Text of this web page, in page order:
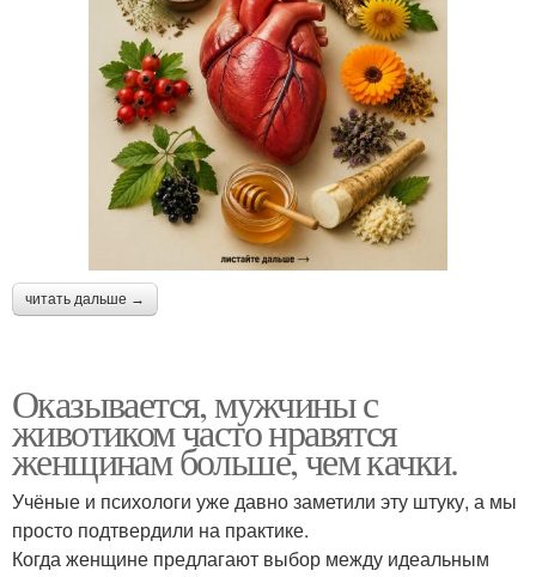
читать дальше →
Оказывается, мужчины с
животиком часто нравятся
женщинам больше, чем качки.
Учёные и психологи уже давно заметили эту штуку, а мы
просто подтвердили на практике.
Когда женщине предлагают выбор между идеальным